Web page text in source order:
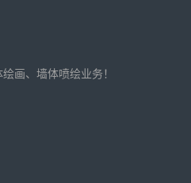
画、墙体喷绘业务！